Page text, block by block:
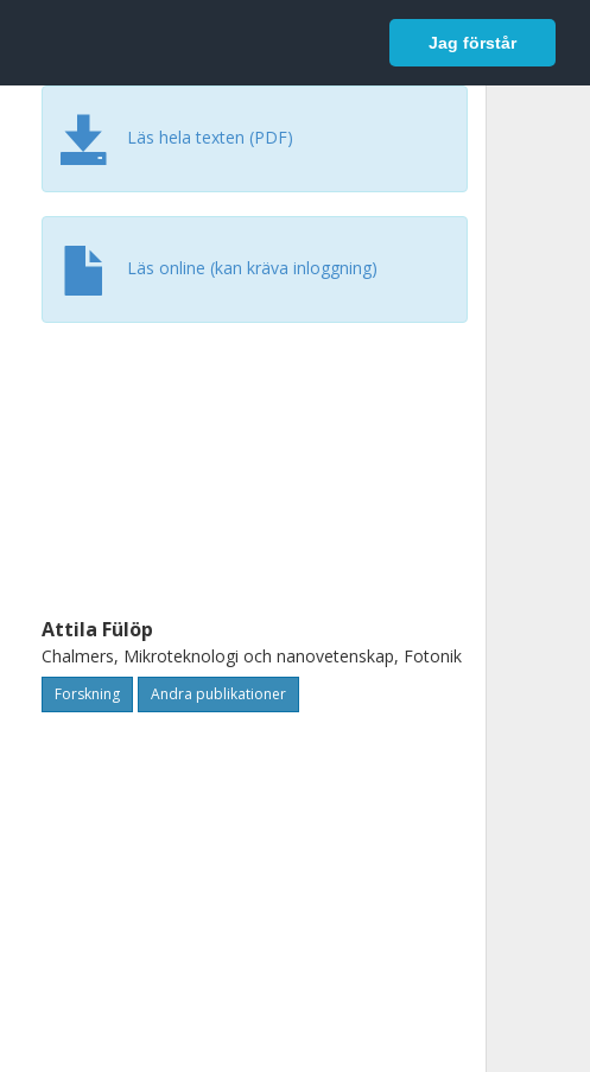
Jag förstår
Logga in
Läs hela texten (PDF)
Läs online (kan kräva inloggning)
Attila Fülöp
Chalmers, Mikroteknologi och nanovetenskap, Fotonik
Forskning Andra publikationer